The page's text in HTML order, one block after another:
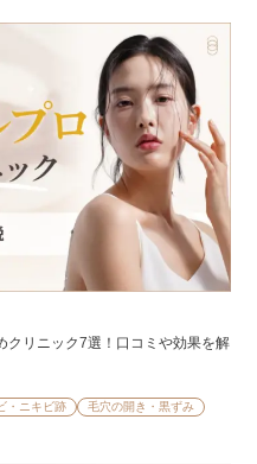
クリニック7選！口コミや効果を解
・ニキビ跡
毛穴の開き・黒ずみ